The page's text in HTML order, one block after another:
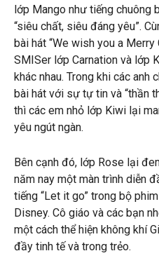
lớp Mango như tiếng chuông
“siêu chất, siêu đáng yêu”.
bài hát “We wish you a
SMISer lớp Carnation và lớp
khác nhau. Trong khi các anh
bài hát với sự tự tin và “thần
thì các em nhỏ lớp Kiwi lại
yêu ngút ngàn.
Bên cạnh đó, lớp Rose lại
năm nay một màn trình diễn
tiếng “Let it go” trong bộ
Disney. Cô giáo và các bạn
một cách thể hiện không khí
đầy tinh tế và trong trẻo.